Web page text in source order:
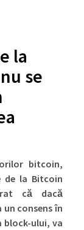
la
se
bitcoin,
de la Bitcoin
că dacă
consens în
block-ului, va